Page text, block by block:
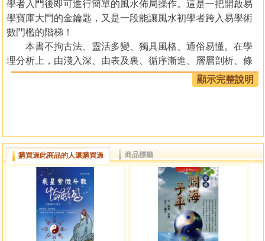
學者入門後即可進行簡單的風水佈局操作。這是一把開啟易
學寶庫大門的金鑰匙，又是一段能讓風水初學者跨入易學術
數門檻的階梯！
本書不拘古法、靈活多變、獨具風格、通俗易懂。在學
理分析上，由淺入深、由表及裏、循序漸進、層層剖析、條
理分明、耐人尋味。閱讀本書，能使人從中得到高深的藝術
李計忠
1953年生，安徽省宿州人。中國著名易學學者、預測大師、
策劃專家。現定居海南，並創業於北京、上海、海口三處。
十有五而志於易。為弘傳《周易》文化，曾師承百家，閱書
萬卷，博采諸門經典精華，集六門絕學精粹於一身。更獨
創“一卦多斷”之技法，在海內外掀起了新一輪學易熱潮，把八
卦六爻預測術推向了出神入化的顛峰。
顯示完整說明
購買過此商品的人還購買過 商品標籤